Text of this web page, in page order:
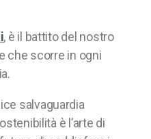
, è il battito del nostro
che scorre in ogni
salvaguardia
è l’arte di